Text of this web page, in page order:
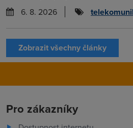
6. 8. 2026
Zobrazit všechny články
Pro zákazníky